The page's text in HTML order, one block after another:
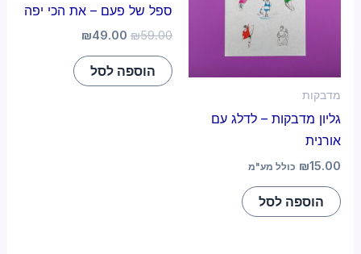
מדבקות
גליון מדבקות – לדלג עם
אורנית
₪15.00 כולל מע"מ
הוספה לסל
ספל של פעם – את הכי יפה
₪59.00
₪49.00
הוספה לסל